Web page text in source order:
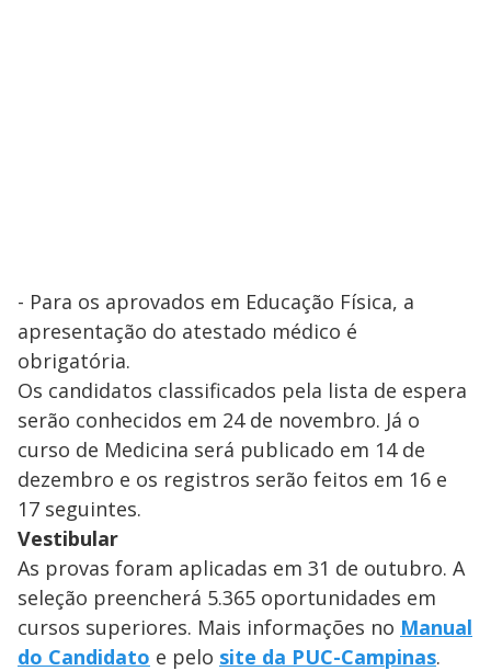
- Para os aprovados em Educação Física, a
apresentação do atestado médico é
obrigatória.
Os candidatos classificados pela lista de espera
serão conhecidos em 24 de novembro. Já o
curso de Medicina será publicado em 14 de
dezembro e os registros serão feitos em 16 e
17 seguintes.
Vestibular
As provas foram aplicadas em 31 de outubro. A
seleção preencherá 5.365 oportunidades em
cursos superiores. Mais informações no Manual
do Candidato e pelo site da PUC-Campinas.